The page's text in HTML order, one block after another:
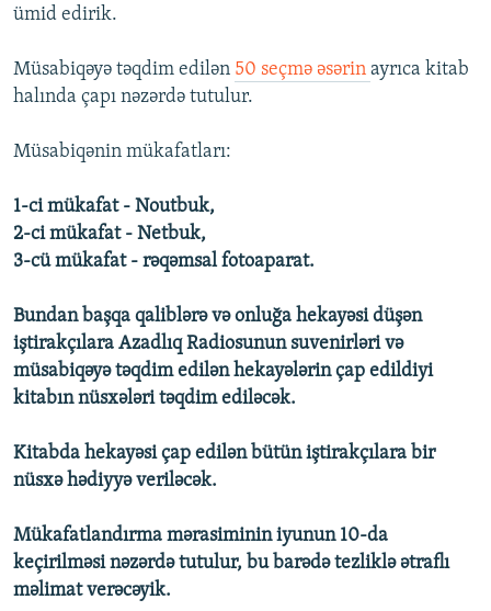
ümid edirik.
Müsabiqəyə təqdim edilən 50 seçmə əsərin ayrıca kitab
halında çapı nəzərdə tutulur.
Müsabiqənin mükafatları:
1-ci mükafat - Noutbuk,
2-ci mükafat - Netbuk,
3-cü mükafat - rəqəmsal fotoaparat.
Bundan başqa qaliblərə və onluğa hekayəsi düşən
iştirakçılara Azadlıq Radiosunun suvenirləri və
müsabiqəyə təqdim edilən hekayələrin çap edildiyi
kitabın nüsxələri təqdim ediləcək.
Kitabda hekayəsi çap edilən bütün iştirakçılara bir
nüsxə hədiyyə veriləcək.
Mükafatlandırma mərasiminin iyunun 10-da
keçirilməsi nəzərdə tutulur, bu barədə tezliklə ətraflı
məlimat verəcəyik.